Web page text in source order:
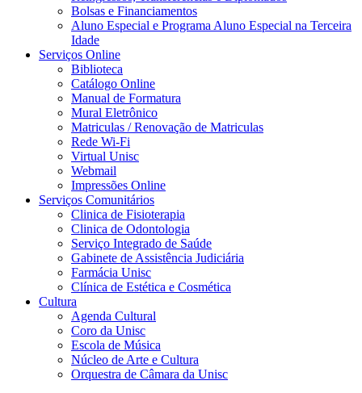
Bolsas e Financiamentos
Aluno Especial e Programa Aluno Especial na Terceira
Idade
Serviços Online
Biblioteca
Catálogo Online
Manual de Formatura
Mural Eletrônico
Matriculas / Renovação de Matriculas
Rede Wi-Fi
Virtual Unisc
Webmail
Impressões Online
Serviços Comunitários
Clinica de Fisioterapia
Clinica de Odontologia
Serviço Integrado de Saúde
Gabinete de Assistência Judiciária
Farmácia Unisc
Clínica de Estética e Cosmética
Cultura
Agenda Cultural
Coro da Unisc
Escola de Música
Núcleo de Arte e Cultura
Orquestra de Câmara da Unisc